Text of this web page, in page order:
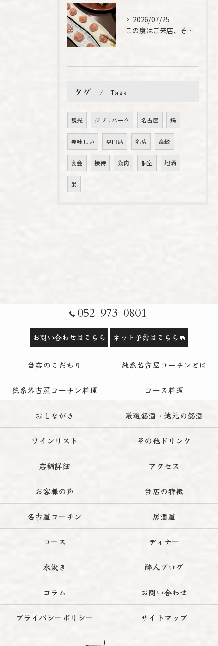
2026/07/25
この度はご来店、そして素敵なご紹介誠にありがとうございます✨...
タグ Tags
観光 ジブリパーク 名古屋 鍋
美味しい 専門店 名店 高級
宴会 接待 鶏肉 個室 地酒
栄
052-973-0801
お問い合わせはこちら ネット予約はこちら
当店のこだわり 純系名古屋コーチンとは
純系名古屋コーチン料理 コース料理
おしながき 厳選銘酒・地元の銘酒
ワインリスト その他ドリンク
店舗詳細 アクセス
お客様の声 当店の特徴
名古屋コーチン 居酒屋
コース ディナー
水炊き 酔人ブログ
コラム お問い合わせ
プライバシーポリシー サイトマップ